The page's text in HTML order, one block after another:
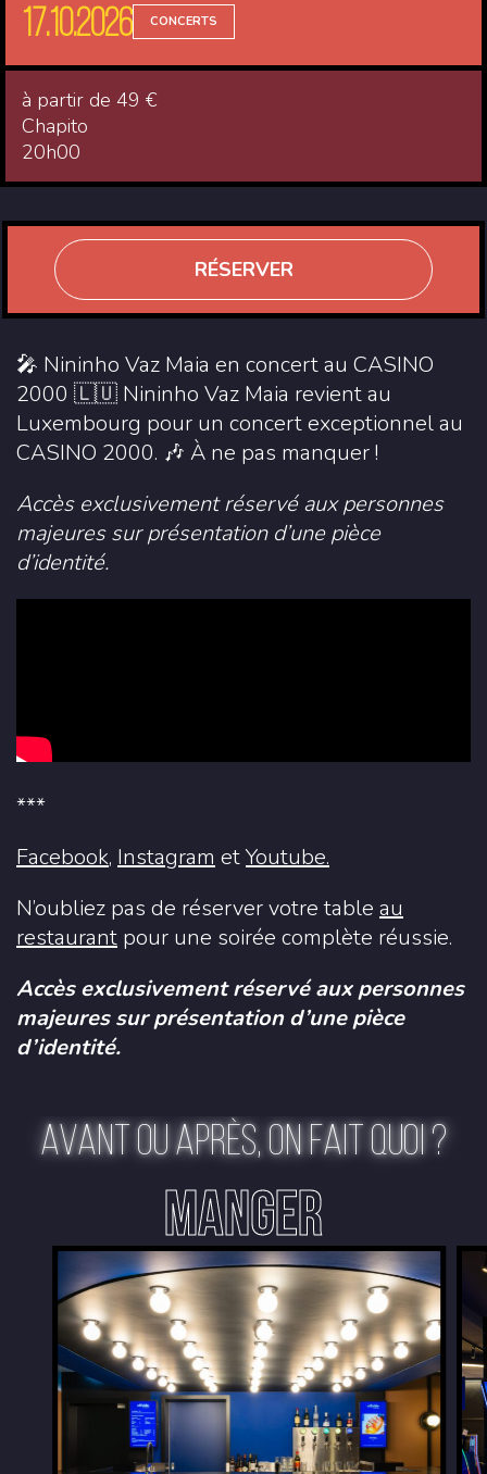
17.10.2026 CONCERTS
à partir de 49 €
Chapito
20h00
RÉSERVER
🎤 Nininho Vaz Maia en concert au CASINO
2000 🇱🇺 Nininho Vaz Maia revient au
Luxembourg pour un concert exceptionnel au
CASINO 2000. 🎶 À ne pas manquer !
Accès exclusivement réservé aux personnes
majeures sur présentation d’une pièce
d’identité.
***
Facebook, Instagram etYoutube.
N’oubliez pas de réserver votre table au
restaurant pour une soirée complète réussie.
Accès exclusivement réservé aux personnes
majeures sur présentation d’une pièce
d’identité.
AVANT OU APRÈS, ON FAIT QUOI ?
MANGER